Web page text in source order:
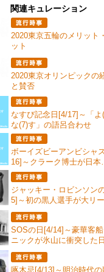
関連キュレーション
2020東京五輪のメリット
ット
2020東京オリンピックの
と賛否
なすび記念日[4/17]～「よ
な(7)す」の語呂合わせ
ボーイズビーアンビシャ
16]～クラーク博士が日
ジャッキー・ロビンソン
5]～初の黒人選手が大リ
SOSの日[4/14]～豪華客
ニックが氷山に衝突した日
啄木忌[4/13]～明治時代の